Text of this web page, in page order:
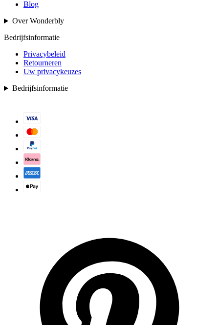
Blog
Over Wonderbly
Bedrijfsinformatie
Privacybeleid
Retourneren
Uw privacykeuzes
Bedrijfsinformatie